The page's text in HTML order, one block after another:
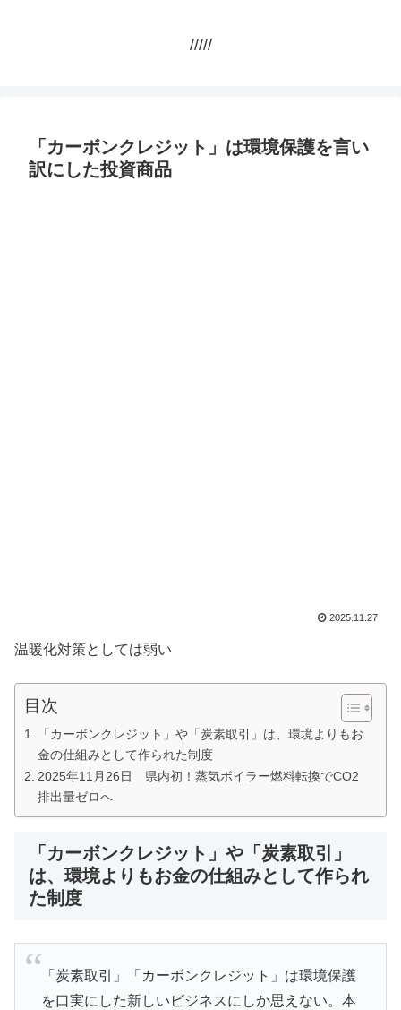
/////
「カーボンクレジット」は環境保護を言い
訳にした投資商品
2025.11.27
温暖化対策としては弱い
目次
「カーボンクレジット」や「炭素取引」は、環境よりもお
金の仕組みとして作られた制度
2025年11月26日 県内初！蒸気ボイラー燃料転換でCO2
排出量ゼロへ
「カーボンクレジット」や「炭素取引」
は、環境よりもお金の仕組みとして作られ
た制度
「炭素取引」「カーボンクレジット」は環境保護
を口実にした新しいビジネスにしか思えない。本